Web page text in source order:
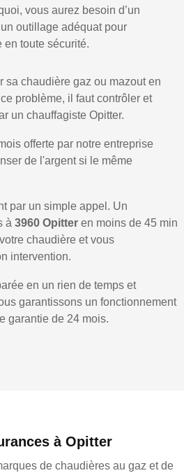
vous aurez besoin d’un
outillage adéquat pour
en toute sécurité.
sa chaudière gaz ou mazout en
problème, il faut contrôler et
un chauffagiste Opitter.
offerte par notre entreprise
de l'argent si le même
par un simple appel. Un
à 3960 Opitter en moins de 45 min
chaudière et vous
intervention.
en un rien de temps et
garantissons un fonctionnement
garantie de 24 mois.
à Opitter
de chaudières au gaz et de